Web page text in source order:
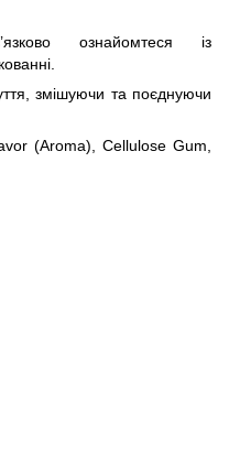
ознайомтеся із
змішуючи та поєднуючи
(Aroma), Cellulose Gum,